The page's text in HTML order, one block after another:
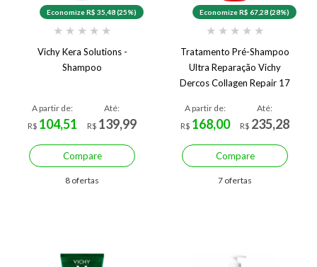
Economize R$ 35,48 (25%)
★ ★ ★ ★ ★
Vichy Kera Solutions -
Shampoo
A partir de:
R$ 104,51
Até:
R$ 139,99
Compare
8 ofertas
Economize R$ 67,28 (28%)
★ ★ ★ ★ ★
Tratamento Pré-Shampoo
Ultra Reparação Vichy
Dercos Collagen Repair 17
A partir de:
R$ 168,00
Até:
R$ 235,28
Compare
7 ofertas